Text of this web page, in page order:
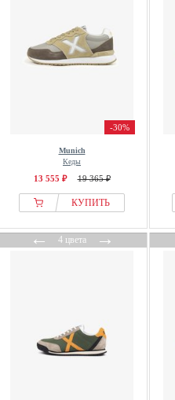
-30%
Munich
Кеды
13 555 ₽ 19 365 ₽
КУПИТЬ
←4 цвета→